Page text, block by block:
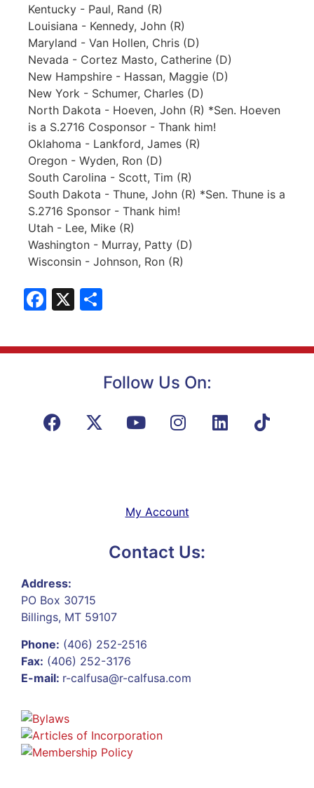
Kentucky - Paul, Rand (R)
Louisiana - Kennedy, John (R)
Maryland - Van Hollen, Chris (D)
Nevada - Cortez Masto, Catherine (D)
New Hampshire - Hassan, Maggie (D)
New York - Schumer, Charles (D)
North Dakota - Hoeven, John (R) *Sen. Hoeven
is a S.2716 Cosponsor - Thank him!
Oklahoma - Lankford, James (R)
Oregon - Wyden, Ron (D)
South Carolina - Scott, Tim (R)
South Dakota - Thune, John (R) *Sen. Thune is a
S.2716 Sponsor - Thank him!
Utah - Lee, Mike (R)
Washington - Murray, Patty (D)
Wisconsin - Johnson, Ron (R)
Facebook
X
Follow Us On:
My Account
Contact Us:
Address:
PO Box 30715
Billings, MT 59107
Phone: (406) 252-2516
Fax: (406) 252-3176
E-mail: r-calfusa@r-calfusa.com